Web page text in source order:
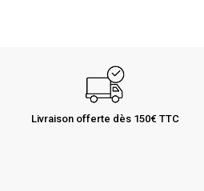
Livraison offerte dès 150€ TTC